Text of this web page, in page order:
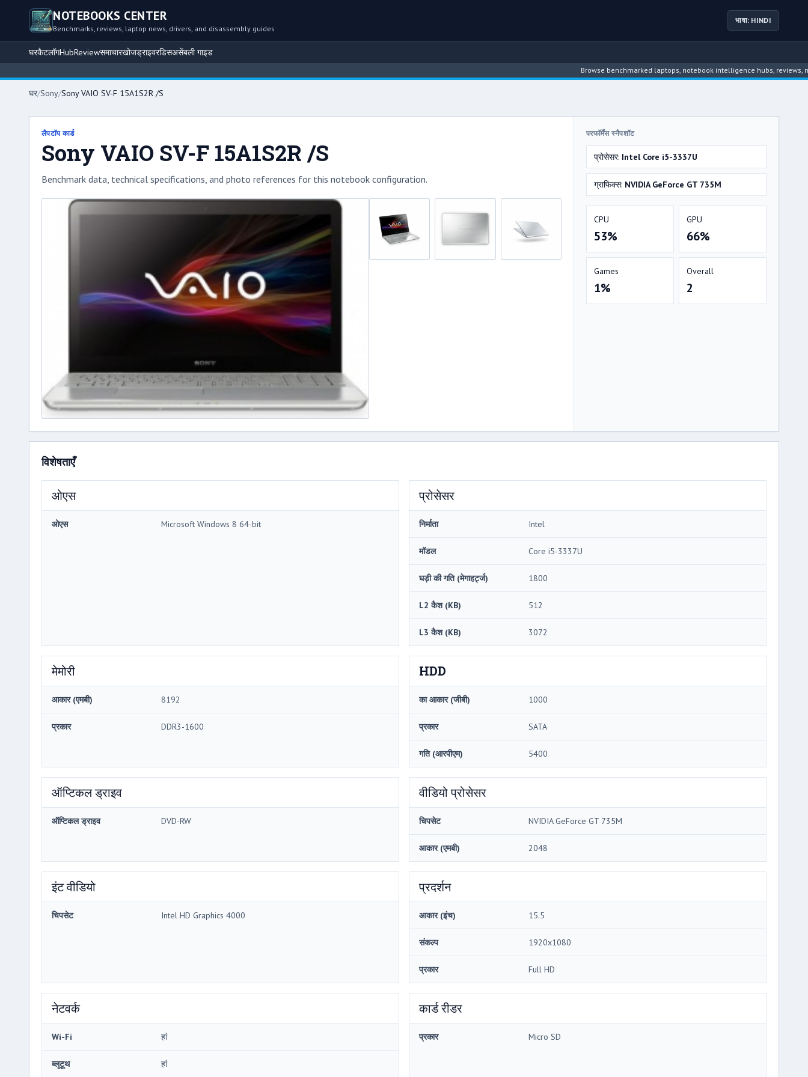
NOTEBOOKS CENTER
Benchmarks, reviews, laptop news, drivers, and disassembly guides
भाषा: HINDI
घरकैटलॉगHubReviewसमाचारखोजड्राइवरडिसअसेंबली गाइड
Browse benchmarked laptops, notebook intelligence hubs, reviews, news,
घर/Sony/Sony VAIO SV-F 15A1S2R /S
लैपटॉप कार्ड
Sony VAIO SV-F 15A1S2R /S
Benchmark data, technical specifications, and photo references for this notebook configuration.
परफॉर्मेंस स्नैपशॉट
प्रोसेसर: Intel Core i5-3337U
ग्राफिक्स: NVIDIA GeForce GT 735M
CPU
53%
GPU
66%
Games
1%
Overall
2
विशेषताएँ
ओएस
ओएस Microsoft Windows 8 64-bit
प्रोसेसर
निर्माता Intel
मॉडल Core i5-3337U
घड़ी की गति (मेगाहर्ट्ज) 1800
L2 कैश (KB) 512
L3 कैश (KB) 3072
मेमोरी
आकार (एमबी) 8192
प्रकार DDR3-1600
HDD
का आकार (जीबी) 1000
प्रकार SATA
गति (आरपीएम) 5400
ऑप्टिकल ड्राइव
ऑप्टिकल ड्राइव DVD-RW
वीडियो प्रोसेसर
चिपसेट NVIDIA GeForce GT 735M
आकार (एमबी) 2048
इंट वीडियो
चिपसेट Intel HD Graphics 4000
प्रदर्शन
आकार (इंच) 15.5
संकल्प 1920x1080
प्रकार Full HD
नेटवर्क
Wi-Fi हां
ब्लूटूथ हां
कार्ड रीडर
प्रकार Micro SD